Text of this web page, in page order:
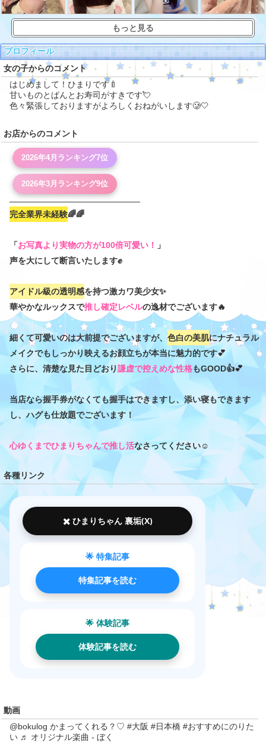
もっと見る
プロフィール
女の子からのコメント
はじめまして！ひまりです🍼
甘いものとぱんとお寿司がすきです💘
色々緊張しておりますがよろしくおねがいします🥲🤍
お店からのコメント
2026年4月ランキング7位
2026年3月ランキング9位
──────────────────────
完全業界未経験🌈🌈
「お写真より実物の方が100倍可愛い！
」
声を大にして断言いたします✊️
アイドル級の透明感を持つ激カワ美少女✨
華やかなルックスで推し確定レベルの逸材でございます🔥
細くて可愛いのは大前提でございますが、色白の美肌にナチュラル
メイクでもしっかり映えるお顔立ちが本当に魅力的です💕
さらに、清楚な見た目どおり謙虚で控えめな性格もGOOD👍️💕
当店なら握手券がなくても握手はできますし、添い寝もできます
し、ハグも仕放題でございます！
心ゆくまでひまりちゃんで推し活なさってください☺
各種リンク
✖️ ひまりちゃん 裏垢(X)
🌟 特集記事
特集記事を読む
🌟 体験記事
体験記事を読む
動画
@bokulog かまってくれる？♡ #大阪 #日本橋 #おすすめにのりた
い ♬ オリジナル楽曲 - ぼく